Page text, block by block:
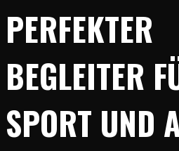
PERFEKTER
BEGLEITER
SPORT UND